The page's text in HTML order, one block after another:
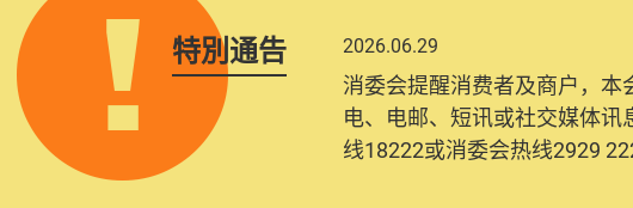
特別通告 2026.06.29
消委会提醒消费者及商户，
电、电邮、短讯或社交媒体
线18222或消委会热线2929
2025.10.31
为提升使用者体验及网络安
消费者需要提供基本联络资
纪录将清晰整合于帐户中，方